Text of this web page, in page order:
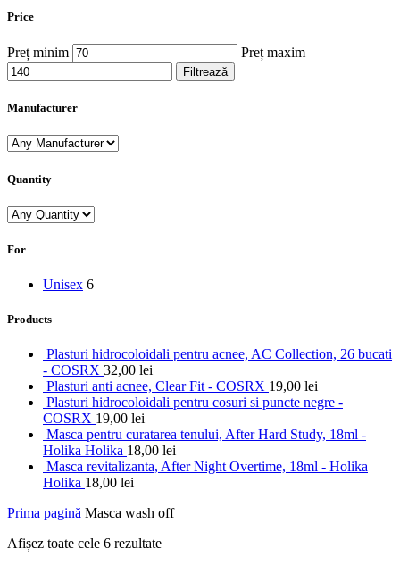
Price
Preț minim Preț maxim
Filtrează
Manufacturer
Quantity
For
Unisex 6
Products
Plasturi hidrocoloidali pentru acnee, AC Collection, 26 bucati
- COSRX 32,00 lei
Plasturi anti acnee, Clear Fit - COSRX 19,00 lei
Plasturi hidrocoloidali pentru cosuri si puncte negre -
COSRX 19,00 lei
Masca pentru curatarea tenului, After Hard Study, 18ml -
Holika Holika 18,00 lei
Masca revitalizanta, After Night Overtime, 18ml - Holika
Holika 18,00 lei
Prima pagină Masca wash off
Afișez toate cele 6 rezultate